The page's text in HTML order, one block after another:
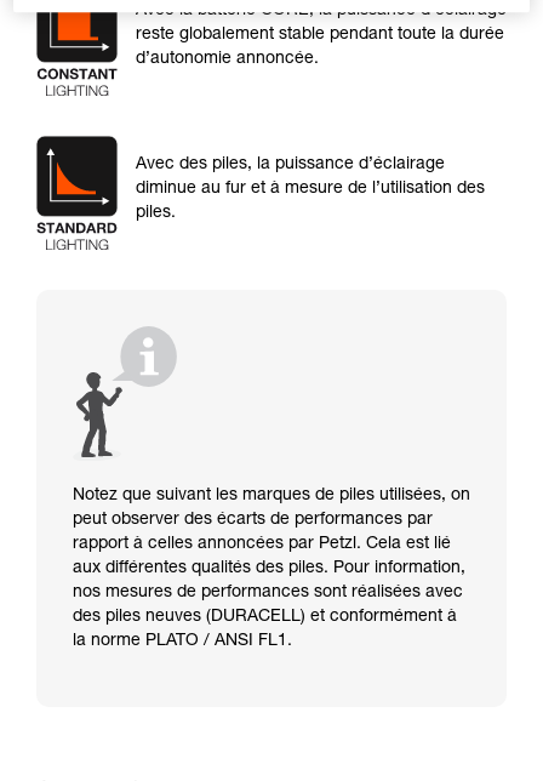
Avec la batterie CORE, la puissance d’éclairage
reste globalement stable pendant toute la durée
d’autonomie annoncée.
Avec des piles, la puissance d’éclairage
diminue au fur et à mesure de l’utilisation des
piles.
Notez que suivant les marques de piles utilisées, on
peut observer des écarts de performances par
rapport à celles annoncées par Petzl. Cela est lié
aux différentes qualités des piles. Pour information,
nos mesures de performances sont réalisées avec
des piles neuves (DURACELL) et conformément à
la norme PLATO / ANSI FL1.